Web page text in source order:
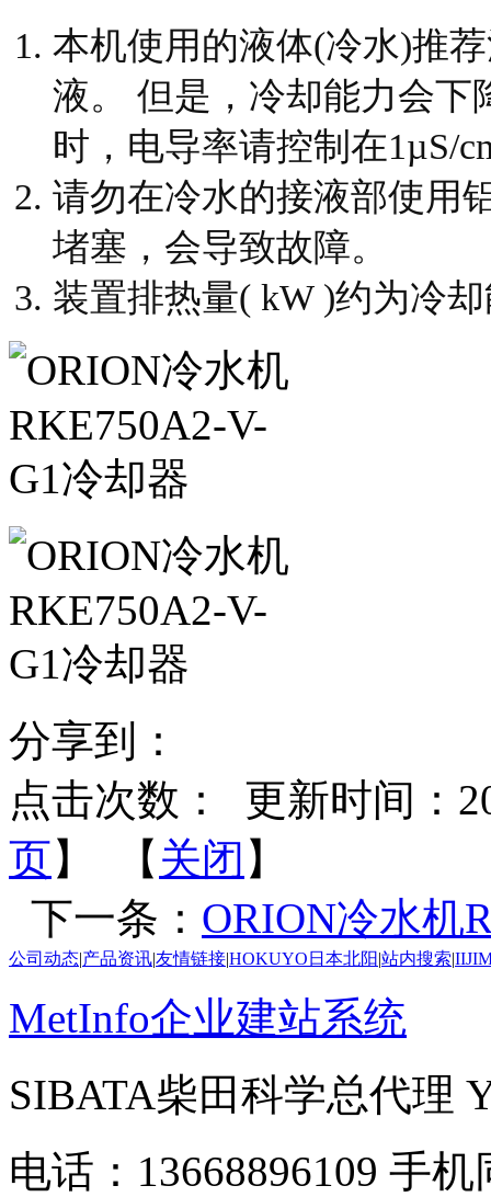
本机使用的液体(冷水)推
液。 但是，冷却能力会下
时，电导率请控制在1µS/
请勿在冷水的接液部使用
堵塞，会导致故障。
装置排热量( kW )约为冷
分享到：
点击次数：
更新时间：
页】 【 关闭 】
下一条： ORION冷水机
公司动态|产品资讯|友情链接|HOKUYO日本北阳|站内搜索|
MetInfo企业建站系统
SIBATA柴田科学总代理
电话：13668896109 手机